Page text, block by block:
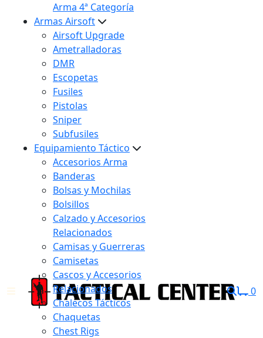
Arma 4ª Categoría
Armas Airsoft
Airsoft Upgrade
Ametralladoras
DMR
Escopetas
Fusiles
Pistolas
Sniper
Subfusiles
Equipamiento Táctico
Accesorios Arma
Banderas
Bolsas y Mochilas
Bolsillos
Calzado y Accesorios
Relacionados
Camisas y Guerreras
Camisetas
Cascos y Accesorios
Relacionados
Chalecos Tácticos
Chaquetas
Chest Rigs
0